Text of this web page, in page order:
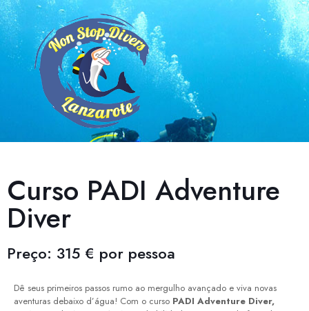
Curso PADI Adventure
Diver
Preço: 315 € por pessoa
Dê seus primeiros passos rumo ao mergulho avançado e viva novas
aventuras debaixo d’água! Com o curso PADI Adventure Diver,